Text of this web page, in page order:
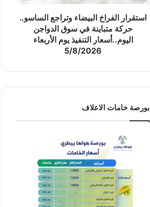
استقرار الفراخ البيضاء وتراجع الساسو..
حركة متباينة في سوق الدواجن
اليوم..أسعار التنفيذ يوم الأربعاء
5/8/2026
بورصة خامات الاعلاف